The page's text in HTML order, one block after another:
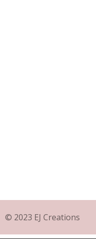
© 2023 EJ Creations